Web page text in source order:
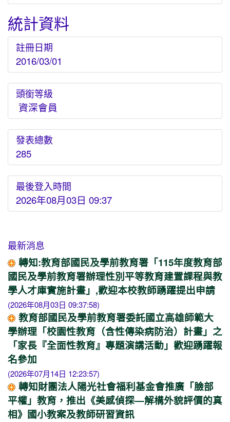
統計資料
註冊日期
2016/03/01
頭銜等級
資深會員
發表總數
285
最後登入時間
2026年08月03日 09:37
最新消息
轉知:教育部國民及學前教育署「115年度教育部
國民及學前教育署辦理性別平等教育建置課程與教
學人才庫實施計畫」,歡迎本校教師踴躍提出申請
(2026年08月03日 09:37:58)
教育部國民及學前教育署委託國立高雄師範大
學辦理「校園性教育（含性傳染病防治）計畫」之
「家長『全面性教育』專題演講活動」歡迎踴躍報
名參加
(2026年07月14日 12:23:57)
轉知財團法人陽光社會福利基金會推廣「臉部
平權」教育，推出《美感偵探—解構外貌評價的真
相》國小教案及教師研習資訊